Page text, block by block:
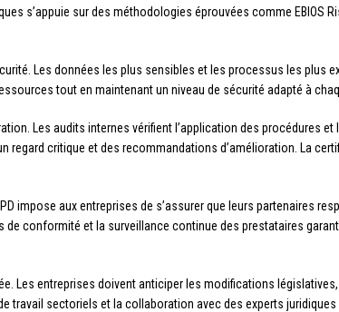
s’appuie sur des méthodologies éprouvées comme EBIOS
Les données les plus sensibles et les processus les plus
tout en maintenant un niveau de sécurité adapté à
Les audits internes vérifient l’application des procédures
critique et des recommandations d’amélioration. La
impose aux entreprises de s’assurer que leurs partenaires
conformité et la surveillance continue des prestataires
Les entreprises doivent anticiper les modifications
travail sectoriels et la collaboration avec des experts